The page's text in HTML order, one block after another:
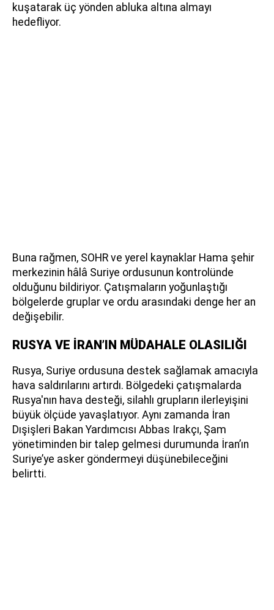
kuşatarak üç yönden abluka altına almayı
hedefliyor.
Buna rağmen, SOHR ve yerel kaynaklar Hama şehir
merkezinin hâlâ Suriye ordusunun kontrolünde
olduğunu bildiriyor. Çatışmaların yoğunlaştığı
bölgelerde gruplar ve ordu arasındaki denge her an
değişebilir.
RUSYA VE İRAN’IN MÜDAHALE OLASILIĞI
Rusya, Suriye ordusuna destek sağlamak amacıyla
hava saldırılarını artırdı. Bölgedeki çatışmalarda
Rusya'nın hava desteği, silahlı grupların ilerleyişini
büyük ölçüde yavaşlatıyor. Aynı zamanda İran
Dışişleri Bakan Yardımcısı Abbas Irakçı, Şam
yönetiminden bir talep gelmesi durumunda İran’ın
Suriye’ye asker göndermeyi düşünebileceğini
belirtti.